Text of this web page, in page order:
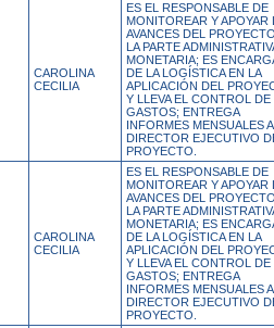
CAROLINA
CECILIA
ES EL RESPONSABLE DE
MONITOREAR Y APOYAR
AVANCES DEL
LA PARTE
MONETARIA; ES
DE LA LOGÍSTICA EN LA
APLICACIÓN DEL
Y LLEVA EL CONTROL DE
GASTOS; ENTREGA
INFORMES MENSUALES
DIRECTOR EJECUTIVO
PROYECTO.
CAROLINA
CECILIA
ES EL RESPONSABLE DE
MONITOREAR Y APOYAR
AVANCES DEL
LA PARTE
MONETARIA; ES
DE LA LOGÍSTICA EN LA
APLICACIÓN DEL
Y LLEVA EL CONTROL DE
GASTOS; ENTREGA
INFORMES MENSUALES
DIRECTOR EJECUTIVO
PROYECTO.